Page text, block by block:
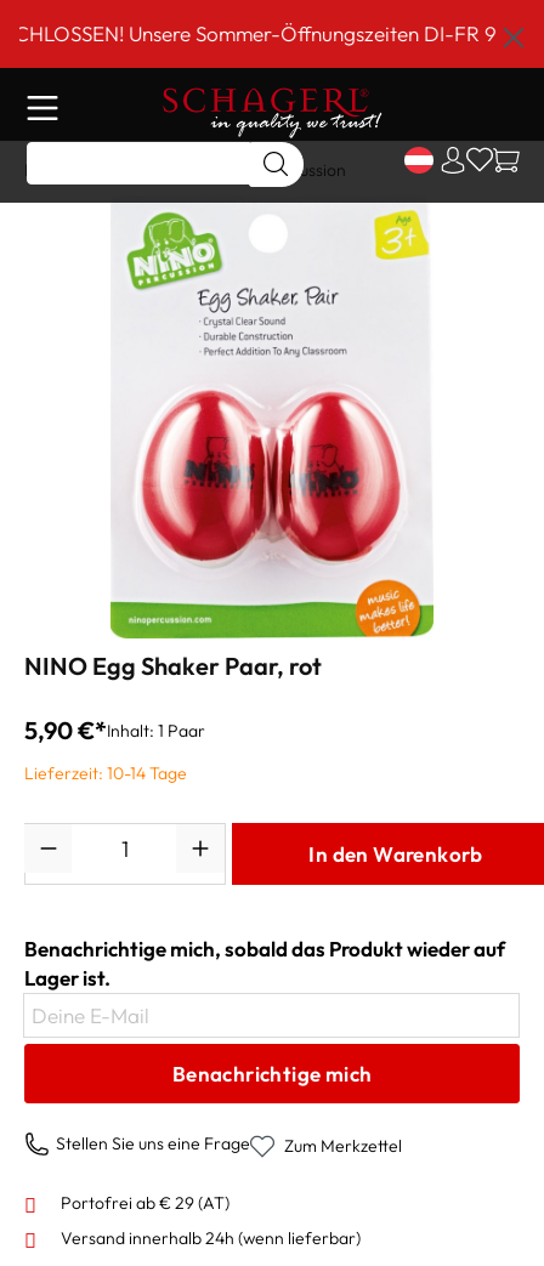
springen
Unsere Sommer-Öffnungszeiten DI-FR 9 bis 18
Home Percussion
NINO Egg Shaker Paar, rot
5,90 €*Inhalt: 1 Paar
Lieferzeit: 10-14 Tage
In den Warenkorb
Benachrichtige mich, sobald das Produkt wieder auf
Lager ist.
Deine E-Mail
Benachrichtige mich
Stellen Sie uns eine Frage Zum Merkzettel
Portofrei ab € 29 (AT)
Versand innerhalb 24h (wenn lieferbar)